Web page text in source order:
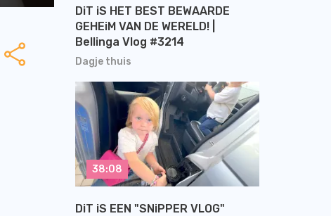
Dagje thuis
DiT iS HET BEST BEWAARDE
GEHEiM VAN DE WERELD! |
Bellinga Vlog #3214
DiT iS EEN "SNiPPER VLOG"
38:08